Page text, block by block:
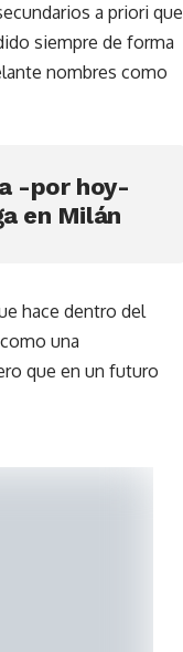
a priori que
siempre de forma
nombres como
-por hoy-
en Milán
hace dentro del
una
que en un futuro